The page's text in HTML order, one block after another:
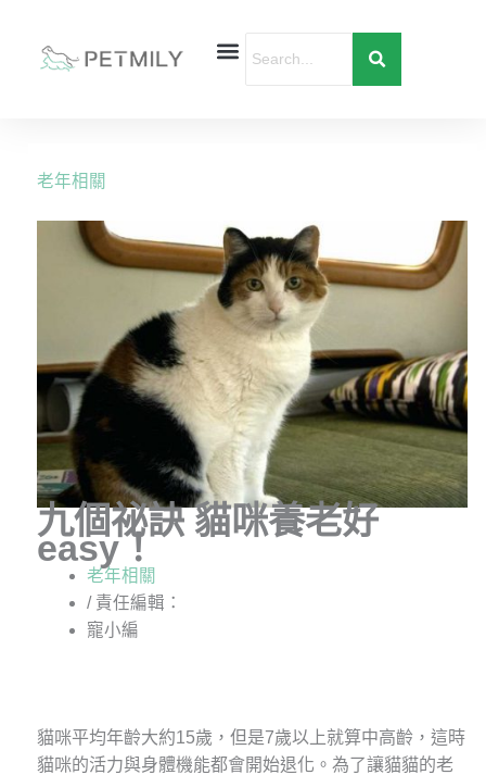
老年相關
九個祕訣 貓咪養老好
easy！
老年相關
/ 責任編輯：
寵小編
貓咪平均年齡大約15歲，但是7歲以上就算中高齡，這時
貓咪的活力與身體機能都會開始退化。為了讓貓貓的老